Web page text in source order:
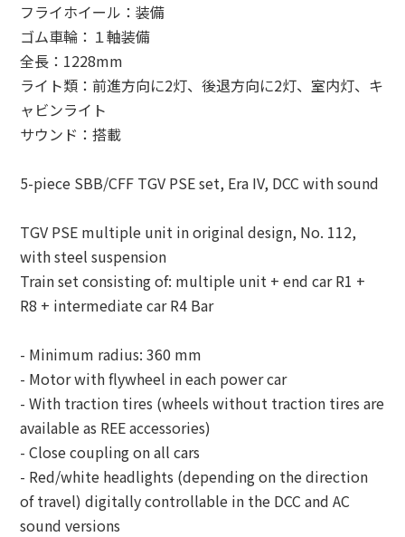
フライホイール：装備
ゴム車輪：１軸装備
全長：1228mm
ライト類：前進方向に2灯、後退方向に2灯、室内灯、キ
ャビンライト
サウンド：搭載
5-piece SBB/CFF TGV PSE set, Era IV, DCC with sound
TGV PSE multiple unit in original design, No. 112,
with steel suspension
Train set consisting of: multiple unit + end car R1 +
R8 + intermediate car R4 Bar
- Minimum radius: 360 mm
- Motor with flywheel in each power car
- With traction tires (wheels without traction tires are
available as REE accessories)
- Close coupling on all cars
- Red/white headlights (depending on the direction
of travel) digitally controllable in the DCC and AC
sound versions